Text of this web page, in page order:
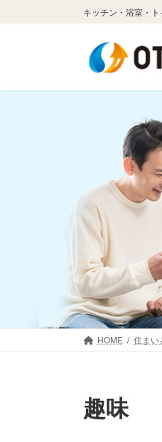
ン
へ
ビ
ョ
キッチン・浴室・
HOME 住まい
趣味